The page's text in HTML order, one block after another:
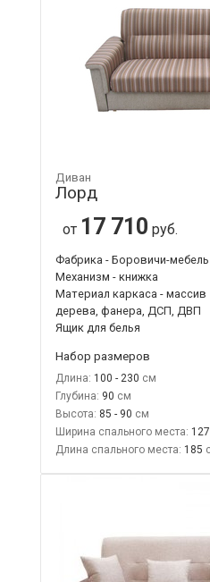
Диван
Лорд
от 17 710 руб.
Фабрика - Боровичи-мебель
Механизм - книжка
Материал каркаса - массив
дерева, фанера, ДСП, ДВП
Ящик для белья
Набор размеров
Длина: 100 - 230
Глубина: 90
Высота: 85 - 90
Ширина спального места: 127
Длина спального места: 185